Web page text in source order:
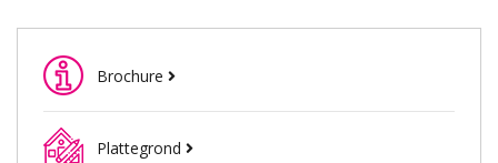
Brochure
Plattegrond